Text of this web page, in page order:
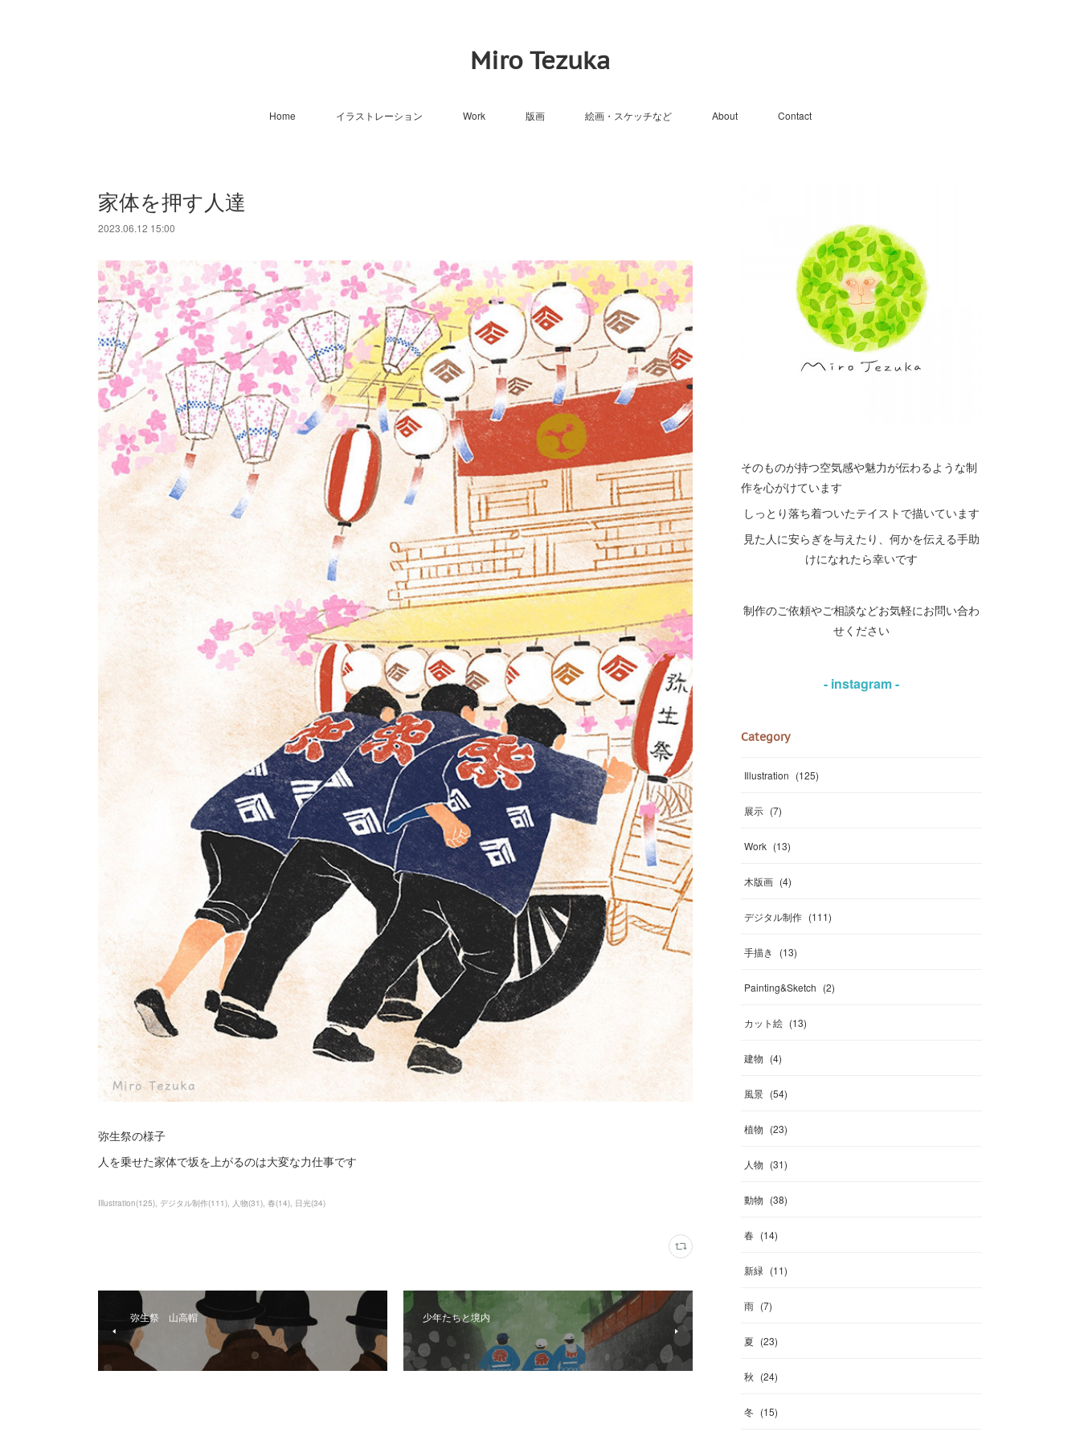
Miro Tezuka
Home イラストレーション Work 版画 絵画・スケッチなど About Contact
家体を押す人達
2023.06.12 15:00
弥生祭の様子
人を乗せた家体で坂を上がるのは大変な力仕事です
Illustration(125) デジタル制作(111) 人物(31) 春(14) 日光(34)
弥生祭 山高帽 少年たちと境内
そのものが持つ空気感や魅力が伝わるような制
作を心がけています
しっとり落ち着ついたテイストで描いています
見た人に安らぎを与えたり、何かを伝える手助
けになれたら幸いです
制作のご依頼やご相談などお気軽にお問い合わ
せください
- instagram -
Category
Illustration (125)
展示 (7)
Work (13)
木版画 (4)
デジタル制作 (111)
手描き (13)
Painting&Sketch (2)
カット絵 (13)
建物 (4)
風景 (54)
植物 (23)
人物 (31)
動物 (38)
春 (14)
新緑 (11)
雨 (7)
夏 (23)
秋 (24)
冬 (15)